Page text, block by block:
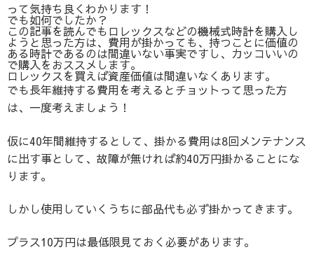
って気持ち良くわかります！
でも如何でしたか？
この記事を読んでもロレックスなどの機械式時計を購入し
ようと思った方は、費用が掛かっても、持つことに価値の
ある時計であるのは間違いない事実ですし、カッコいいの
で購入をおススメします。
ロレックスを買えば資産価値は間違いなくあります。
でも長年維持する費用を考えるとチョットって思った方
は、一度考えましょう！
仮に40年間維持するとして、掛かる費用は8回メンテナンス
に出す事として、故障が無ければ約40万円掛かることにな
ります。
しかし使用していくうちに部品代も必ず掛かってきます。
プラス10万円は最低限見ておく必要があります。